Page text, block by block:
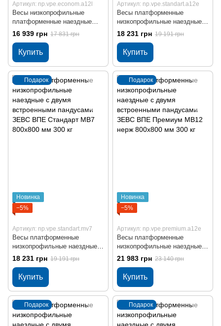
Артикул: np.vpe.econom.a12l
Весы низкопрофильные
платформенные наездные
ЗЕВС ВПЕ Бюджет МВ6 со
встроенными пандусами
800x800 мм 300 кг
16 939 грн 17 831 грн
Купить
Артикул: np.vpe.standart.a12e
Весы платформенные
низкопрофильные наездные с
двумя встроенными
пандусами ЗЕВС ВПЕ
Стандарт МВ12 800x800 мм
300 кг
18 231 грн 19 191 грн
Купить
Подарок
Новинка
−5%
Артикул: np.vpe.standart.mv7
Весы платформенные
низкопрофильные наездные с
двумя встроенными
пандусами ЗЕВС ВПЕ
Стандарт МВ7 800x800 мм
300 кг
18 231 грн 19 191 грн
Купить
Подарок
Новинка
−5%
Артикул: np.vpe.premium.a12e
Весы платформенные
низкопрофильные наездные с
двумя встроенными
пандусами ЗЕВС ВПЕ
Премиум МВ12 нерж 800x800
мм 300 кг
21 983 грн 23 140 грн
Купить
Подарок Подарок